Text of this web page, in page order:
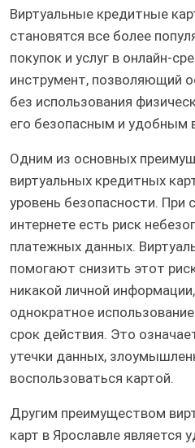
Виртуальные кредитные
становятся все более
покупок и услуг в онлайн-
инструмент, позволяющий
без использования
его безопасным и удобным
Одним из основных
виртуальных кредитных
уровень безопасности. При
интернете есть риск
платежных данных.
помогают снизить этот
никакой личной
однократное
срок действия. Это
утечки данных,
воспользоваться картой.
Другим преимуществом
карт в Ярославле является